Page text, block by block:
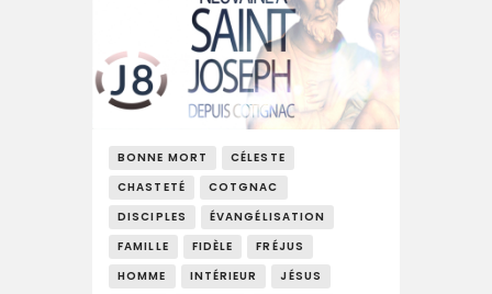
BONNE MORT
CÉLESTE
CHASTETÉ
COTGNAC
DISCIPLES
ÉVANGÉLISATION
FAMILLE
FIDÈLE
FRÉJUS
HOMME
INTÉRIEUR
JÉSUS